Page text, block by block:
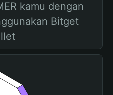
kamu dengan
Bitget